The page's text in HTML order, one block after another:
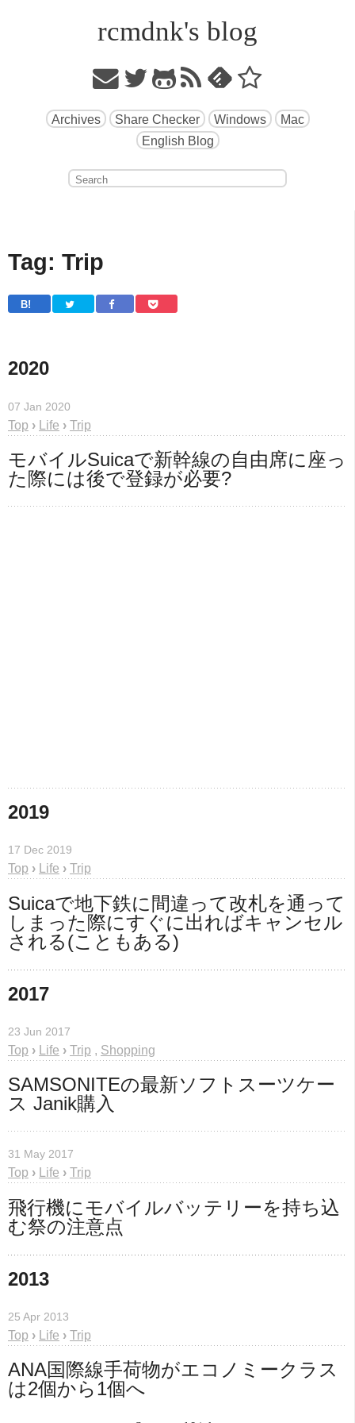
rcmdnk's blog
Archives Share Checker Windows
Mac
English Blog
Tag: Trip
B!
2020
07 Jan 2020
Top › Life › Trip
モバイルSuicaで新幹線の自由席に座っ
た際には後で登録が必要?
2019
17 Dec 2019
Top › Life › Trip
Suicaで地下鉄に間違って改札を通って
しまった際にすぐに出ればキャンセル
される(こともある)
2017
23 Jun 2017
Top › Life › Trip , Shopping
SAMSONITEの最新ソフトスーツケー
ス Janik購入
31 May 2017
Top › Life › Trip
飛行機にモバイルバッテリーを持ち込
む祭の注意点
2013
25 Apr 2013
Top › Life › Trip
ANA国際線手荷物がエコノミークラス
は2個から1個へ